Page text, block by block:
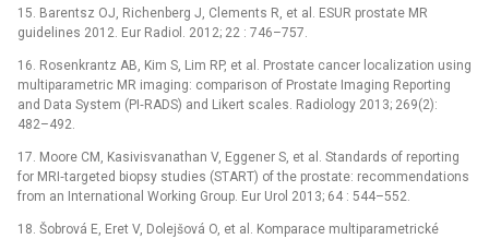
15. Barentsz OJ, Richenberg J, Clements R, et al. ESUR prostate MR
guidelines 2012. Eur Radiol. 2012; 22 : 746–757.
16. Rosenkrantz AB, Kim S, Lim RP, et al. Prostate cancer localization using
multiparametric MR imaging: comparison of Prostate Imaging Reporting
and Data System (PI‑RADS) and Likert scales. Radiology 2013; 269(2):
482–492.
17. Moore CM, Kasivisvanathan V, Eggener S, et al. Standards of reporting
for MRI‑targeted biopsy studies (START) of the prostate: recommendations
from an International Working Group. Eur Urol 2013; 64 : 544–552.
18. Šobrová E, Eret V, Dolejšová O, et al. Komparace multiparametrické